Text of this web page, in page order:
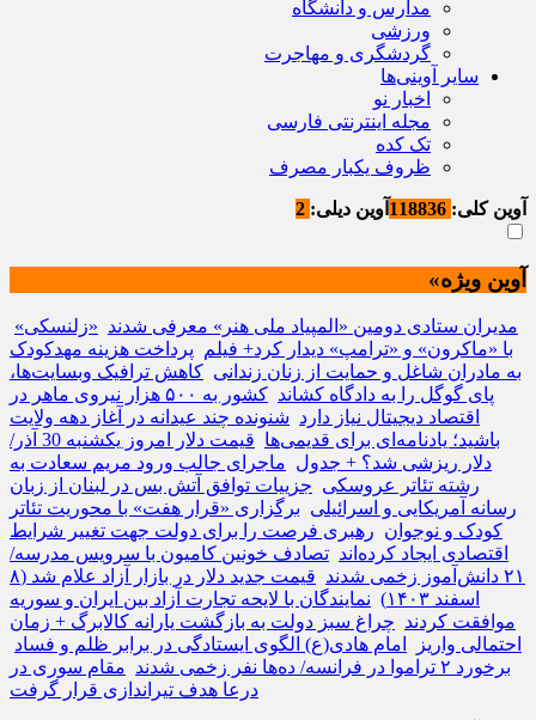
مدارس و دانشگاه
ورزشی
گردشگری و مهاجرت
سایر آوینی‌ها
اخبار نو
مجله اینترنتی فارسی
تک کده
ظروف یکبار مصرف
آوین کلی: آوین دیلی:
آوین ویژه»
مدیران ستادی دومین «المپیاد ملی هنر» معرفی شدند «زلنسکی»
با «ماکرون» و «ترامپ» دیدار کرد+ فیلم پرداخت هزینه مهدکودک
به مادران شاغل و حمایت از زنان زندانی کاهش ترافیک وبسایت‌ها،
پای گوگل را به دادگاه کشاند
کشور به ۵۰۰ هزار نیروی ماهر در
اقتصاد دیجیتال نیاز دارد شنونده چند عیدانه در آغاز دهه ولایت
باشید؛ یادنامه‌ای برای قدیمی‌ها
قیمت دلار امروز یکشنبه 30 آذر/
دلار ریزشی شد؟ + جدول ماجرای جالب ورود مریم سعادت به
رشته تئاتر عروسکی جزییات توافق آتش بس در لبنان از زبان
رسانه آمریکایی و اسرائیلی برگزاری «قرار هفت» با محوریت تئاتر
کودک و نوجوان رهبری فرصت را برای دولت جهت تغییر شرایط
اقتصادی ایجاد کرده‌اند تصادف خونین کامیون با سرویس مدرسه/
۲۱ دانش‌آموز زخمی شدند
قیمت جدید دلار در بازار آزاد علام شد (۸
اسفند ۱۴۰۳)
نمایندگان با لایحه تجارت آزاد بین ایران و سوریه
موافقت کردند چراغ سبز دولت به بازگشت یارانه کالابرگ + زمان
احتمالی واریز
امام هادی(ع) الگوی ایستادگی در برابر ظلم و فساد
برخورد ۲ تراموا در فرانسه/ ده‌ها نفر زخمی شدند
مقام سوری در
درعا هدف تیراندازی قرار گرفت